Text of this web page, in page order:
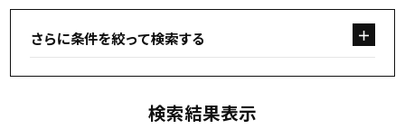
さらに条件を絞って検索する
検索結果表示